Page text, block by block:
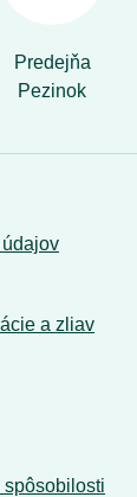
Predejňa
Pezinok
a zliav